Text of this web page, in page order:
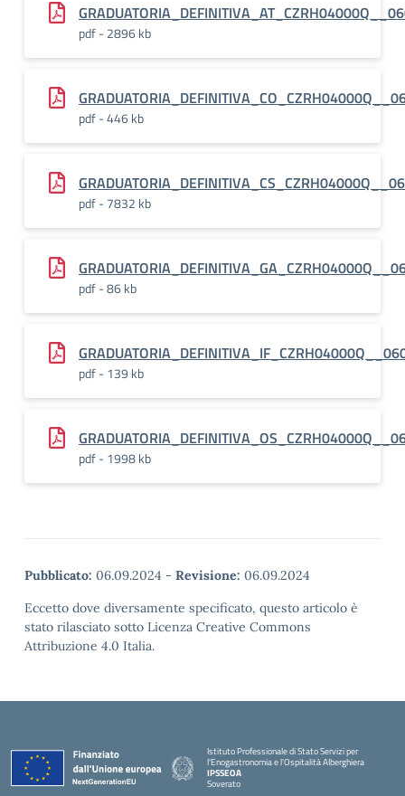
pdf - 2896 kb
pdf - 446 kb
pdf - 7832 kb
pdf - 86 kb
pdf - 139 kb
pdf - 1998 kb
Pubblicato: 06.09.2024 - Revisione: 06.09.2024
Eccetto dove diversamente specificato, questo articolo è
stato rilasciato sotto Licenza Creative Commons
Attribuzione 4.0 Italia.
Istituto Professionale di Stato Servizi per
l'Enogastronomia e l'Ospitalità Alberghiera
IPSSEOA
Soverato